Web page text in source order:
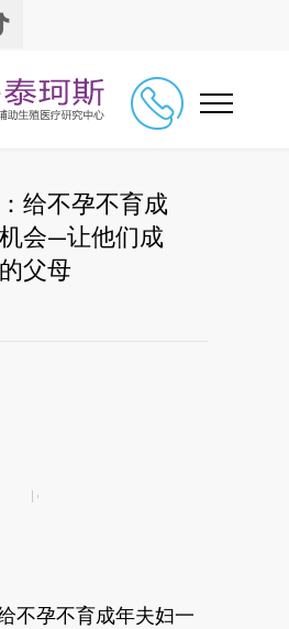
给不孕不育成
会—让他们成
父母
不孕不育成年夫妇一